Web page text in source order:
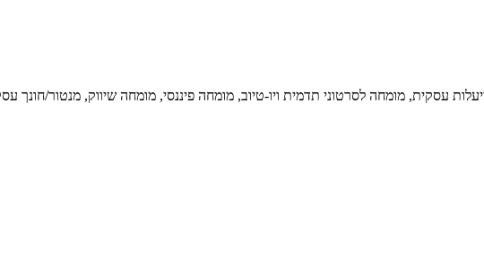
עסקית, מומחה לסרטוני תדמית ויו-טיוב, מומחה פיננסי, מומחה שיווק, מנטור/חונך